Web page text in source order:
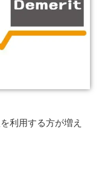
利用する方が増え